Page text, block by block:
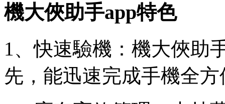
機大俠助手app特色
1、快速驗機：機大俠助
先，能迅速完成手機全